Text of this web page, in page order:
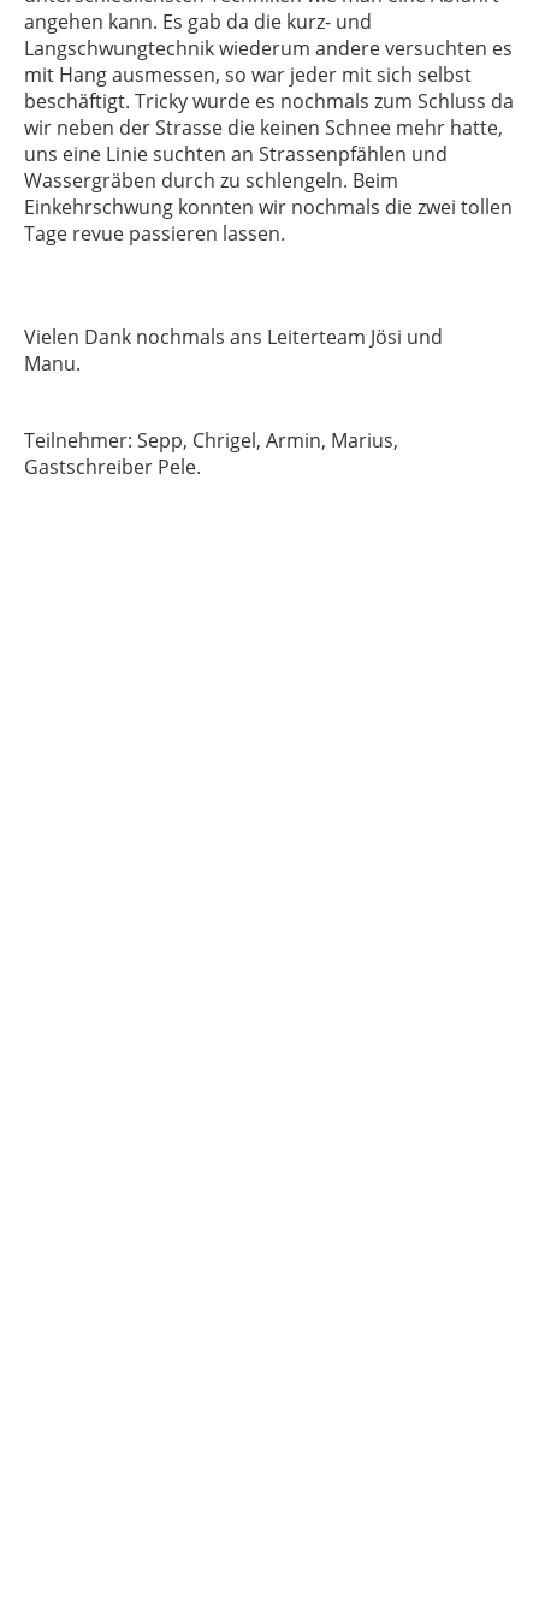
angehen kann. Es gab da die kurz- und
Langschwungtechnik wiederum andere versuchten es
mit Hang ausmessen, so war jeder mit sich selbst
beschäftigt. Tricky wurde es nochmals zum Schluss da
wir neben der Strasse die keinen Schnee mehr hatte,
uns eine Linie suchten an Strassenpfählen und
Wassergräben durch zu schlengeln. Beim
Einkehrschwung konnten wir nochmals die zwei tollen
Tage revue passieren lassen.
Vielen Dank nochmals ans Leiterteam Jösi und
Manu.
Teilnehmer: Sepp, Chrigel, Armin, Marius,
Gastschreiber Pele.